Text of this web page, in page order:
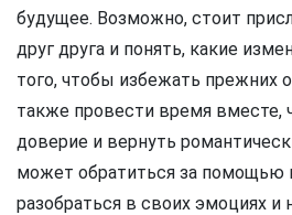
будущее. Возможно, стоит
друг друга и понять, какие
того, чтобы избежать прежних
также провести время вместе,
доверие и вернуть
может обратиться за помощью
разобраться в своих эмоциях и